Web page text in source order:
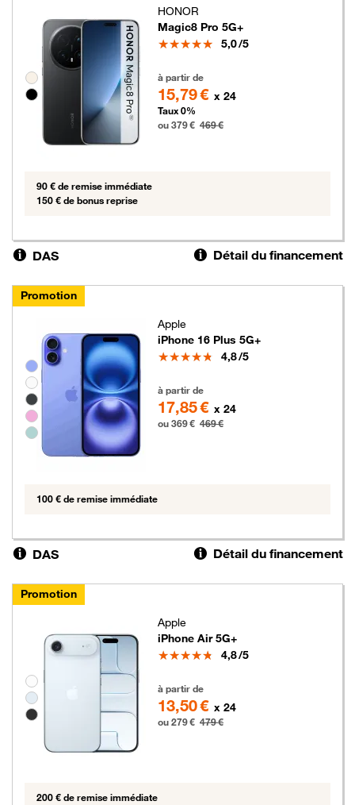
Groupe de couleurs disponibles non sélectionnables
HONOR
Magic8 Pro 5G+
Note
5,0/5
à partir de
15,79 € x 24
Taux 0%
ou 379 € 469 €
90 € de remise immédiate
150 € de bonus reprise
DAS Détail du financement
Promotion
Groupe de couleurs disponibles non sélectionnables
Apple
iPhone 16 Plus 5G+
Note
4,8/5
à partir de
17,85 € x 24
ou 369 € 469 €
100 € de remise immédiate
DAS Détail du financement
Promotion
Groupe de couleurs disponibles non sélectionnables
Apple
iPhone Air 5G+
Note
4,8/5
à partir de
13,50 € x 24
ou 279 € 479 €
200 € de remise immédiate